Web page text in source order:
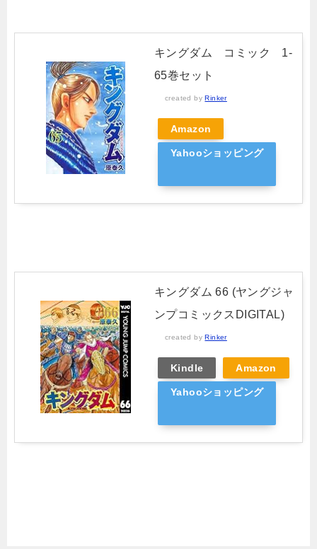
キングダム コミック 1-
65巻セット
created byRinker
Amazon
Yahooショッピング
キングダム 66 (ヤングジャ
ンプコミックスDIGITAL)
created byRinker
Kindle Amazon
Yahooショッピング